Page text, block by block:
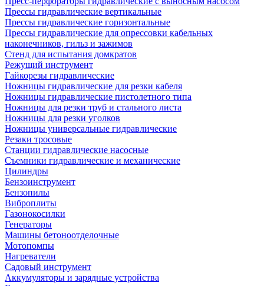
Прессы гидравлические вертикальные
Прессы гидравлические горизонтальные
Прессы гидравлические для опрессовки кабельных
наконечников, гильз и зажимов
Стенд для испытания домкратов
Режущий инструмент
Гайкорезы гидравлические
Ножницы гидравлические для резки кабеля
Ножницы гидравлические пистолетного типа
Ножницы для резки труб и стального листа
Ножницы для резки уголков
Ножницы универсальные гидравлические
Резаки тросовые
Станции гидравлические насосные
Съемники гидравлические и механические
Цилиндры
Бензоинструмент
Бензопилы
Виброплиты
Газонокосилки
Генераторы
Машины бетоноотделочные
Мотопомпы
Нагреватели
Садовый инструмент
Аккумуляторы и зарядные устройства